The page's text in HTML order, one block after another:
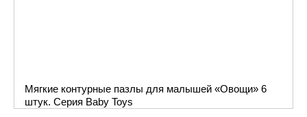
Мягкие контурные пазлы для малышей «Овощи» 6
штук. Серия Baby Toys